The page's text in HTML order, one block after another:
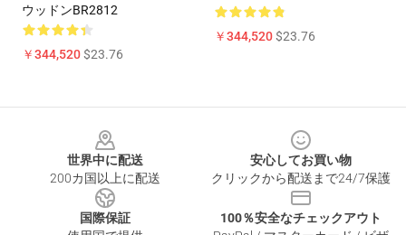
ウッドンBR2812
￥344,520$23.76
￥344,520$23.76
世界中に配送
200カ国以上に配送
安心してお買い物
クリックから配送まで24/7保護
国際保証
100％安全なチェックアウト